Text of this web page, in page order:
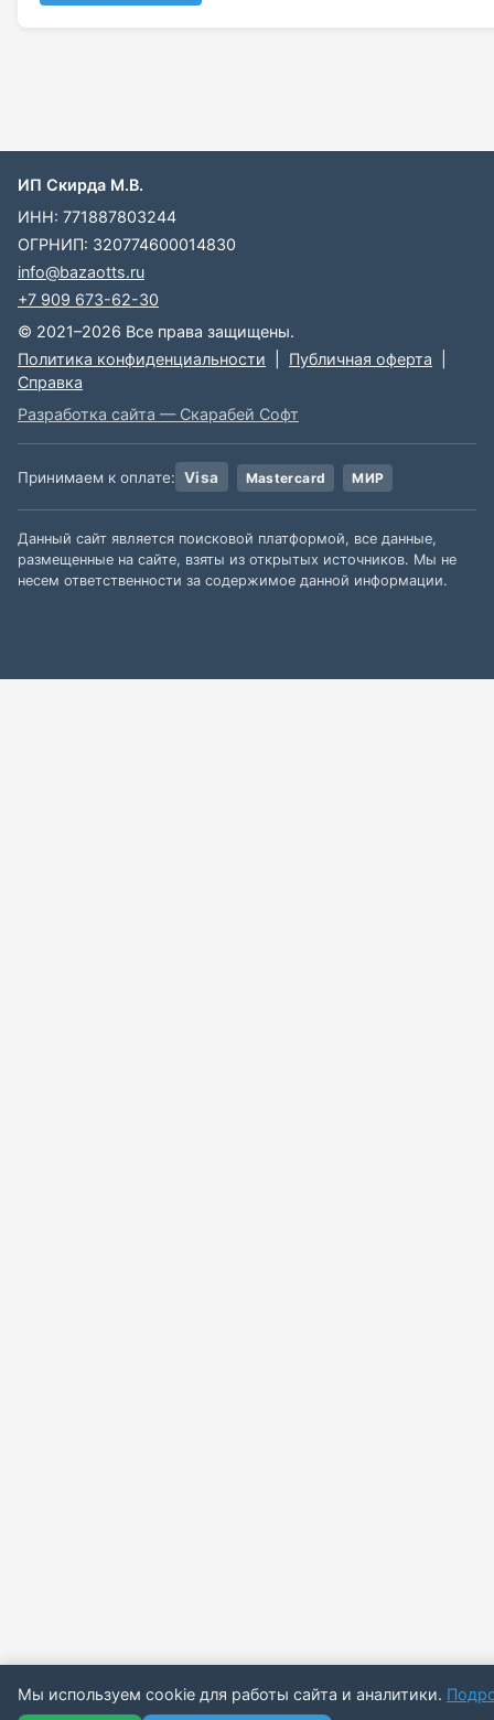
ИП Скирда М.В.
ИНН: 771887803244
ОГРНИП: 320774600014830
info@bazaotts.ru
+7 909 673-62-30
© 2021–2026 Все права защищены.
Политика конфиденциальности
Публичная оферта
Справка
Разработка сайта — Скарабей Софт
Принимаем к оплате: Visa Mastercard МИР
Данный сайт является поисковой платформой, все данные,
размещенные на сайте, взяты из открытых источников. Мы не
несем ответственности за содержимое данной информации.
Мы используем cookie для работы сайта и аналитики.